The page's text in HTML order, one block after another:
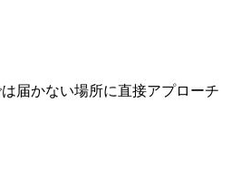
届かない場所に直接アプローチ